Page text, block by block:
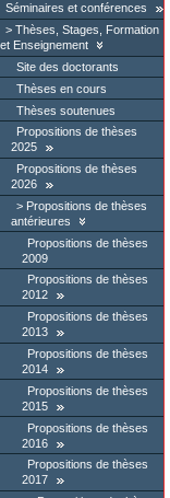
Séminaires et conférences
Thèses, Stages, Formation
et Enseignement
Site des doctorants
Thèses en cours
Thèses soutenues
Propositions de thèses
2025
Propositions de thèses
2026
Propositions de thèses
antérieures
Propositions de thèses
2009
Propositions de thèses
2012
Propositions de thèses
2013
Propositions de thèses
2014
Propositions de thèses
2015
Propositions de thèses
2016
Propositions de thèses
2017